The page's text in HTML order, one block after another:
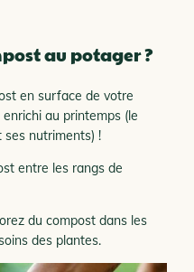
au potager ?
en surface de votre
au printemps (le
ses nutriments) !
entre les rangs de
du compost dans les
des plantes.